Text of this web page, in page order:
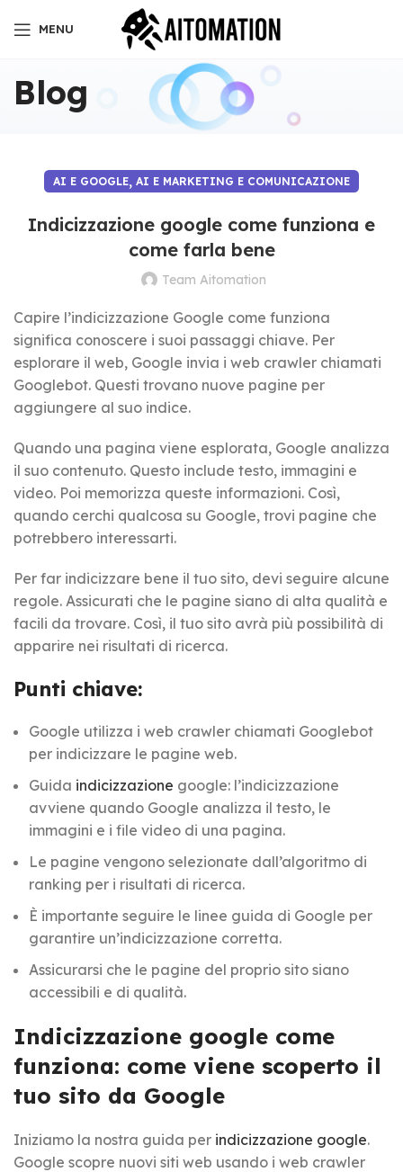
MENU
Blog
AI E GOOGLE, AI E MARKETING E COMUNICAZIONE
Indicizzazione google come funziona e
come farla bene
Team Aitomation
Capire l’indicizzazione Google come funziona
significa conoscere i suoi passaggi chiave. Per
esplorare il web, Google invia i web crawler chiamati
Googlebot. Questi trovano nuove pagine per
aggiungere al suo indice.
Quando una pagina viene esplorata, Google analizza
il suo contenuto. Questo include testo, immagini e
video. Poi memorizza queste informazioni. Così,
quando cerchi qualcosa su Google, trovi pagine che
potrebbero interessarti.
Per far indicizzare bene il tuo sito, devi seguire alcune
regole. Assicurati che le pagine siano di alta qualità e
facili da trovare. Così, il tuo sito avrà più possibilità di
apparire nei risultati di ricerca.
Punti chiave:
Google utilizza i web crawler chiamati Googlebot
per indicizzare le pagine web.
Guida indicizzazione google: l’indicizzazione
avviene quando Google analizza il testo, le
immagini e i file video di una pagina.
Le pagine vengono selezionate dall’algoritmo di
ranking per i risultati di ricerca.
È importante seguire le linee guida di Google per
garantire un’indicizzazione corretta.
Assicurarsi che le pagine del proprio sito siano
accessibili e di qualità.
Indicizzazione google come
funziona: come viene scoperto il
tuo sito da Google
Iniziamo la nostra guida per indicizzazione google.
Google scopre nuovi siti web usando i web crawler